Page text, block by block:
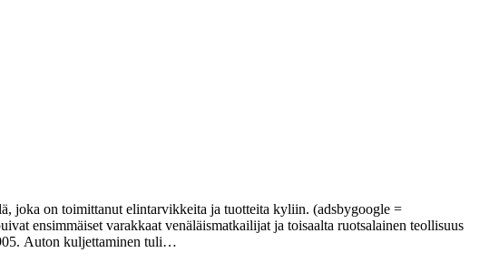
joka on toimittanut elintarvikkeita ja tuotteita kyliin. (adsbygoogle =
ensimmäiset varakkaat venäläismatkailijat ja toisaalta ruotsalainen teollisuus
Auton kuljettaminen tuli…